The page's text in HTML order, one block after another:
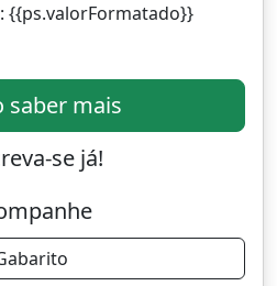
{{ps.valorFormatado}}
saber mais
se já!